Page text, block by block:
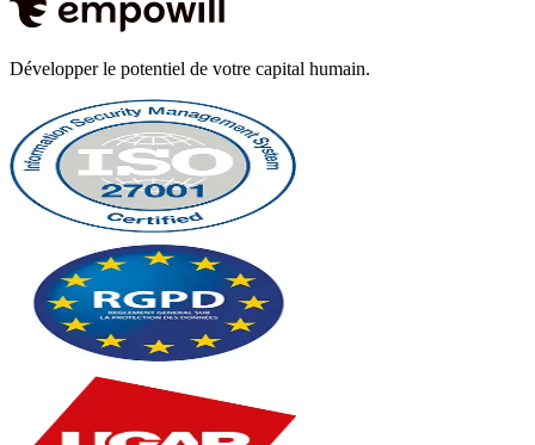
Développer le potentiel de votre capital humain.